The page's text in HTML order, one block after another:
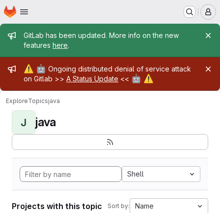
Skip to main content
Homepage
Admin message
GitLab has been updated. More info on the new
features here.
Admin message
⚠️ 🤖 Ongoing distributed denial of service attack
on Gitlab >> A Status Update << 🤖 ⚠️
ExploreTopicsjava
J java
Shell
Projects with this topic Sort by: Name